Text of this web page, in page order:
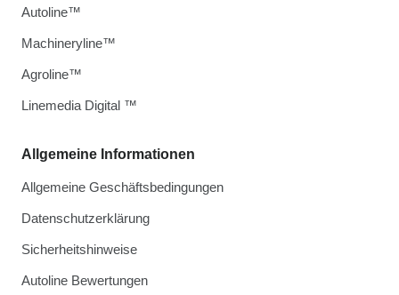
Allgemeine Informationen
Allgemeine Geschäftsbedingungen
Datenschutzerklärung
Sicherheitshinweise
Autoline Bewertungen
Autoline™
Machineryline™
Agroline™
Linemedia Digital ™